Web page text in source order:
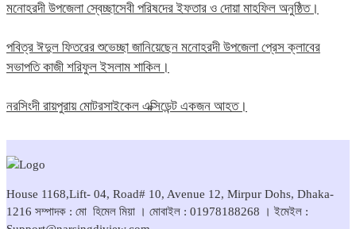
মনোহরদী উপজেলা স্বেচ্ছাসেবী পরিষদের ইফতার ও দোয়া মাহফিল অনুষ্ঠিত।
পবিত্র ঈদুল ফিতরের শুভেচ্ছা জানিয়েছেন মনোহরদী উপজেলা প্রেস ক্লাবের
সভাপতি কাজী শরিফুল ইসলাম শাকিল।
নরসিংদী রায়পুরায় মোটরসাইকেল এক্সিডেন্ট একজন আহত।
House 1168,Lift- 04, Road# 10, Avenue 12, Mirpur Dohs, Dhaka-
1216 সম্পাদক : মো হিমেল মিয়া । মোবাইল : 01978188268 । ইমেইল :